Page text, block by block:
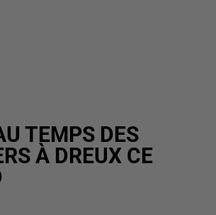
TEMPS DES
À DREUX CE